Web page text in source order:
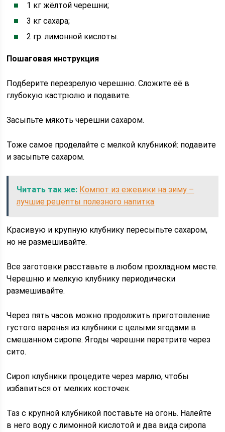
1 кг жёлтой черешни;
3 кг сахара;
2 гр. лимонной кислоты.
Пошаговая инструкция
Подберите перезрелую черешню. Сложите её в
глубокую кастрюлю и подавите.
Засыпьте мякоть черешни сахаром.
Тоже самое проделайте с мелкой клубникой: подавите
и засыпьте сахаром.
Читать так же: Компот из ежевики на зиму –
лучшие рецепты полезного напитка
Красивую и крупную клубнику пересыпьте сахаром,
но не размешивайте.
Все заготовки расставьте в любом прохладном месте.
Черешню и мелкую клубнику периодически
размешивайте.
Через пять часов можно продолжить приготовление
густого варенья из клубники с целыми ягодами в
смешанном сиропе. Ягоды черешни перетрите через
сито.
Сироп клубники процедите через марлю, чтобы
избавиться от мелких косточек.
Таз с крупной клубникой поставьте на огонь. Налейте
в него воду с лимонной кислотой и два вида сиропа